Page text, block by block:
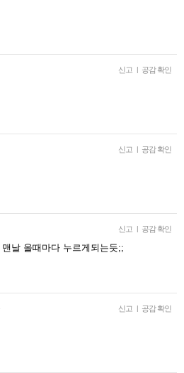
신고 | 공감 확인
신고 | 공감 확인
신고 | 공감 확인
날 올때마다 누르게되는듯;;
신고 | 공감 확인